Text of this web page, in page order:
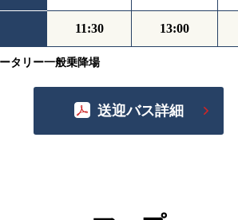
11:30 13:00
タリー一般乗降場
送迎バス詳細